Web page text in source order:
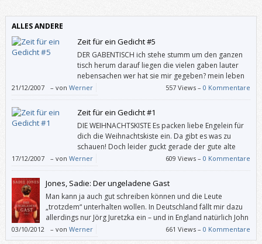
ALLES ANDERE
Zeit für ein Gedicht #5
DER GABENTISCH ich stehe stumm um den ganzen
tisch herum darauf liegen die vielen gaben lauter
nebensachen wer hat sie mir gegeben? mein leben
(Aus Idyllen von Ernst Jandl. –––
21/12/2007 – von Werner 557 Views –0 Kommentare
Zeit für ein Gedicht #1
DIE WEIHNACHTSKISTE Es packen liebe Engelein für
dich die Weihnachtskiste ein. Da gibt es was zu
schauen! Doch leider guckt gerade der gute alte
Mond herein und dem ist nicht zu trauen. Da
fürchten sich die Engelein er plaudert’s aus, und tun im Nu die
Weihnachtskiste wieder zu. Wie schade! (Aus Die Himmelsküche von Ida
[…]
17/12/2007 – von Werner 609 Views –0 Kommentare
Jones, Sadie: Der ungeladene Gast
Man kann ja auch gut schreiben können und die Leute
„trotzdem“ unterhalten wollen. In Deutschland fällt mir dazu
allerdings nur Jörg Juretzka ein – und in England natürlich John
le Carré. Und seit Neuestem Sadie Jones. „Der ungeladene
Gast“ könnte man als Soft-Horror-Roman bezeichnen – oder als Roman,
03/10/2012 – von Werner 661 Views –0 Kommentare